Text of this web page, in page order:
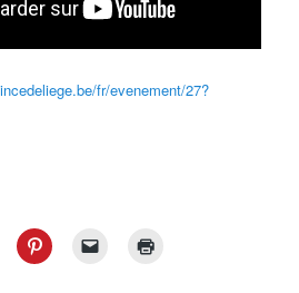
fr/evenement/27?